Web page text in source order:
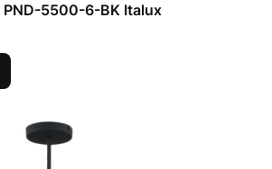
5500-6-BK Italux